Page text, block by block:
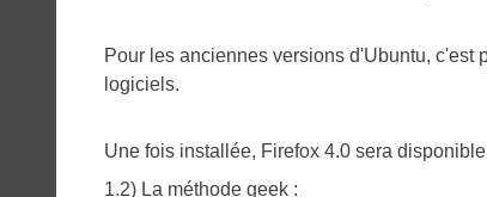
Pour les anciennes versions d'Ubuntu, c'est
logiciels.
Une fois installée, Firefox 4.0 sera
1.2) La méthode geek :